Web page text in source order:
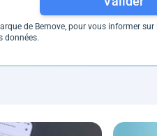
de Bemove, pour vous informer
données.